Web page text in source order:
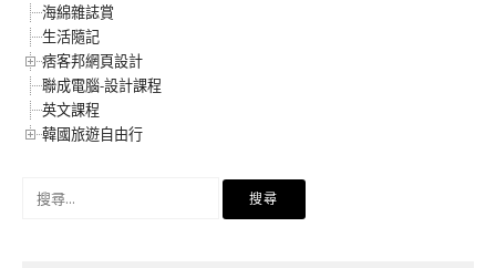
海綿雜誌賞
生活隨記
痞客邦網頁設計
聯成電腦-設計課程
英文課程
韓國旅遊自由行